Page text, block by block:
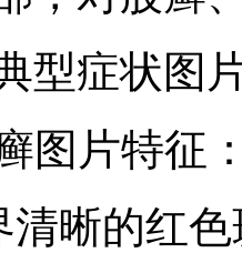
型症状图
图片特征：
清晰的红